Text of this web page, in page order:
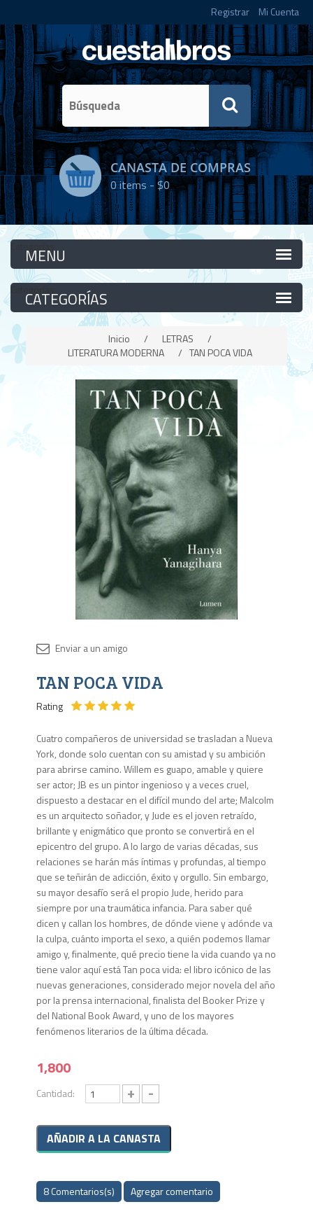
Registrar Mi Cuenta
CANASTA DE COMPRAS
0items -$0
Categorías
Categorías
Inicio / LETRAS
/
LITERATURA MODERNA
/ TAN POCA VIDA
TAN POCA VIDA
Rating
Cuatro compañeros de universidad se trasladan a Nueva
York, donde solo cuentan con su amistad y su ambición
para abrirse camino. Willem es guapo, amable y quiere
ser actor; JB es un pintor ingenioso y a veces cruel,
dispuesto a destacar en el difícil mundo del arte; Malcolm
es un arquitecto soñador, y Jude es el joven retraído,
brillante y enigmático que pronto se convertirá en el
epicentro del grupo. A lo largo de varias décadas, sus
relaciones se harán más íntimas y profundas, al tiempo
que se teñirán de adicción, éxito y orgullo. Sin embargo,
su mayor desafío será el propio Jude, herido para
siempre por una traumática infancia. Para saber qué
dicen y callan los hombres, de dónde viene y adónde va
la culpa, cuánto importa el sexo, a quién podemos llamar
amigo y, finalmente, qué precio tiene la vida cuando ya no
tiene valor aquí está Tan poca vida: el libro icónico de las
nuevas generaciones, considerado mejor novela del año
por la prensa internacional, finalista del Booker Prize y
del National Book Award, y uno de los mayores
fenómenos literarios de la última década.
1,800
Cantidad: + -
8 Comentarios(s) Agregar comentario